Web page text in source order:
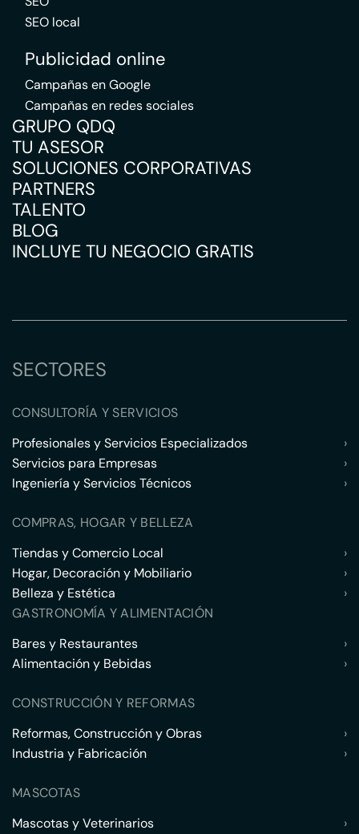
SEO local
Publicidad online
Campañas en Google
Campañas en redes sociales
GRUPO QDQ
TU ASESOR
SOLUCIONES CORPORATIVAS
PARTNERS
TALENTO
BLOG
INCLUYE TU NEGOCIO GRATIS
SECTORES
CONSULTORÍA Y SERVICIOS
Profesionales y Servicios Especializados
›
Servicios para Empresas
›
Ingeniería y Servicios Técnicos
›
COMPRAS, HOGAR Y BELLEZA
Tiendas y Comercio Local
›
Hogar, Decoración y Mobiliario
›
Belleza y Estética
›
GASTRONOMÍA Y ALIMENTACIÓN
Bares y Restaurantes
›
Alimentación y Bebidas
›
CONSTRUCCIÓN Y REFORMAS
Reformas, Construcción y Obras
›
Industria y Fabricación
›
MASCOTAS
Mascotas y Veterinarios
›